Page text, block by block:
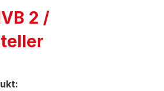
2 /